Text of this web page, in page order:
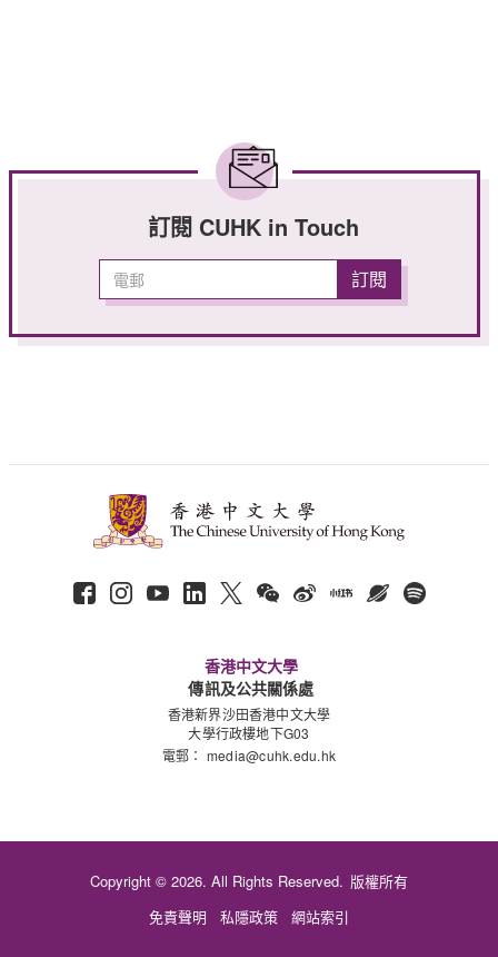
訂閱 CUHK in Touch
香港中文大學
傳訊及公共關係處
香港新界沙田香港中文大學
大學行政樓地下G03
電郵： media@cuhk.edu.hk
Copyright © 2026. All Rights Reserved. 版權所有
免責聲明
私隱政策 網站索引